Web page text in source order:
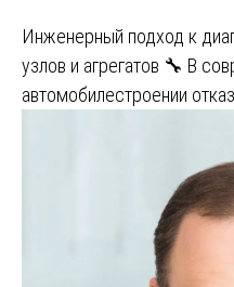
Инженерный подход к
узлов и агрегатов 🔧 В
автомобилестроении